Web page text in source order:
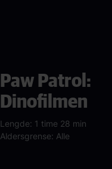
Paw Patrol:
Dinofilmen
Lengde: 1 time 28 min
Aldersgrense: Alle